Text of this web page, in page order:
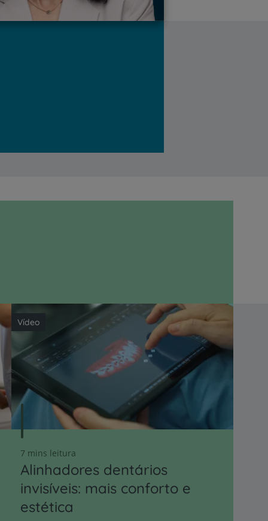
Vídeo
7 mins leitura
Alinhadores dentários
invisíveis: mais conforto e
estética